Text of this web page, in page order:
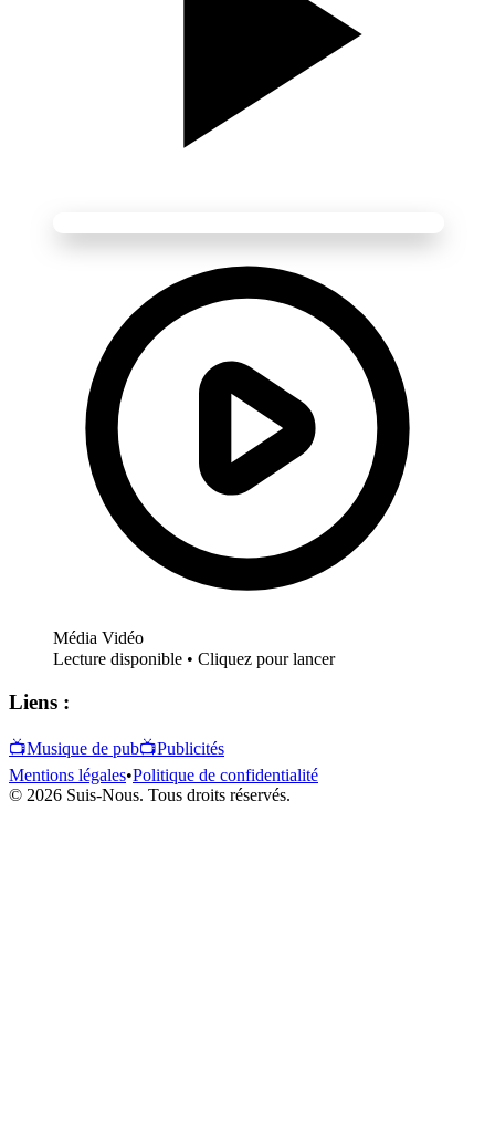
Média Vidéo
Lecture disponible • Cliquez pour lancer
Liens :
📺Musique de pub📺Publicités
Mentions légales•Politique de confidentialité
© 2026 Suis-Nous. Tous droits réservés.